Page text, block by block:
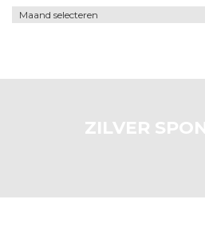
Archief
ZILVER